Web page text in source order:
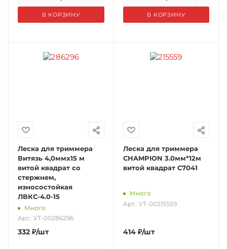
В КОРЗИНУ В КОРЗИНУ
Леска для триммера
Витязь 4,0ммх15 м
витой квадрат со
стержнем,
износостойкая
ЛВКС-4.0-15
Много
Арт.: УТ-00286296
332 ₽/шт
Леска для триммера
CHAMPION 3.0мм*12м
витой квадрат C7041
Много
Арт.: УТ-00215559
414₽/шт